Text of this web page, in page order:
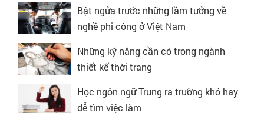
Bật ngửa trước những lầm tưởng về
nghề phi công ở Việt Nam
Những kỹ năng cần có trong ngành
thiết kế thời trang
Học ngôn ngữ Trung ra trường khó hay
dễ tìm việc làm